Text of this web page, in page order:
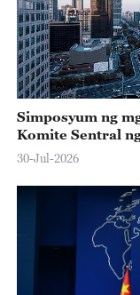
Simposyum ng
Komite Sentral
30-Jul-2026